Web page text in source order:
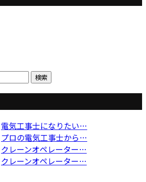
電気工事士になりたい…
プロの電気工事士から…
クレーンオペレーター…
クレーンオペレーター…